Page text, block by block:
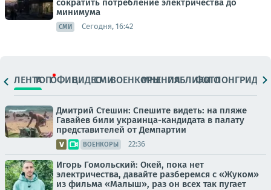
сократить потребление электричества до
минимума
СМИ Сегодня, 16:42
ЛЕНТАТОПОФИЦ.ВИДЕОСМИВОЕНКОРЫМНЕНИЯПАБЛИКИ
ФОТОЛОНГРИДЫ
Дмитрий Стешин: Спешите видеть: на пляже
Гавайев били украинца-кандидата в палату
представителей от Демпартии
ВОЕНКОРЫ 22:36
Игорь Гомольский: Окей, пока нет
электричества, давайте разберемся с «Жуком»
из фильма «Малыш», раз он всех так пугает